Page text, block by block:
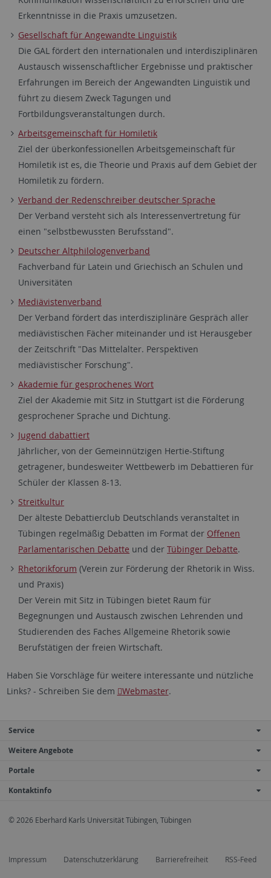
Erkenntnisse in die Praxis umzusetzen.
Gesellschaft für Angewandte Linguistik
Die GAL fördert den internationalen und interdisziplinären
Austausch wissenschaftlicher Ergebnisse und praktischer
Erfahrungen im Bereich der Angewandten Linguistik und
führt zu diesem Zweck Tagungen und
Fortbildungsveranstaltungen durch.
Arbeitsgemeinschaft für Homiletik
Ziel der überkonfessionellen Arbeitsgemeinschaft für
Homiletik ist es, die Theorie und Praxis auf dem Gebiet der
Homiletik zu fördern.
Verband der Redenschreiber deutscher Sprache
Der Verband versteht sich als Interessenvertretung für
einen "selbstbewussten Berufsstand".
Deutscher Altphilologenverband
Fachverband für Latein und Griechisch an Schulen und
Universitäten
Mediävistenverband
Der Verband fördert das interdisziplinäre Gespräch aller
mediävistischen Fächer miteinander und ist Herausgeber
der Zeitschrift "Das Mittelalter. Perspektiven
mediävistischer Forschung".
Akademie für gesprochenes Wort
Ziel der Akademie mit Sitz in Stuttgart ist die Förderung
gesprochener Sprache und Dichtung.
Jugend dabattiert
Jährlicher, von der Gemeinnützigen Hertie-Stiftung
getragener, bundesweiter Wettbewerb im Debattieren für
Schüler der Klassen 8-13.
Streitkultur
Der älteste Debattierclub Deutschlands veranstaltet in
Tübingen regelmäßig Debatten im Format der Offenen
Parlamentarischen Debatte und derTübinger Debatte.
Rhetorikforum (Verein zur Förderung der Rhetorik in Wiss.
und Praxis)
Der Verein mit Sitz in Tübingen bietet Raum für
Begegnungen und Austausch zwischen Lehrenden und
Studierenden des Faches Allgemeine Rhetorik sowie
Berufstätigen der freien Wirtschaft.
Haben Sie Vorschläge für weitere interessante und nützliche
Links? - Schreiben Sie dem
Webmaster.
Service
Weitere Angebote
Portale
Kontaktinfo
© 2026 Eberhard Karls Universität Tübingen, Tübingen
Impressum Datenschutzerklärung Barrierefreiheit RSS-Feed